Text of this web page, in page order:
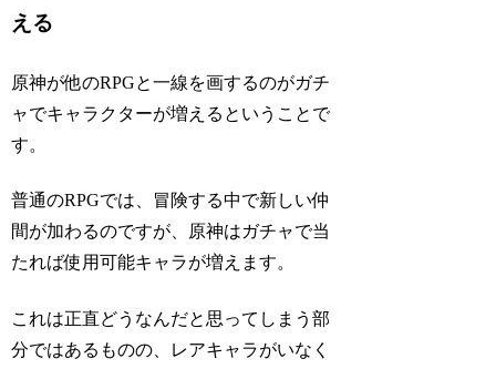
える
原神が他のRPGと一線を画するのがガチ
ャでキャラクターが増えるということで
す。
普通のRPGでは、冒険する中で新しい仲
間が加わるのですが、原神はガチャで当
たれば使用可能キャラが増えます。
これは正直どうなんだと思ってしまう部
分ではあるものの、レアキャラがいなく